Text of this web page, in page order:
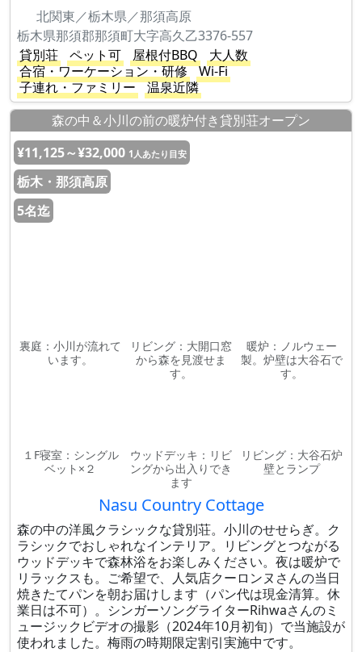
北関東／栃木県／那須高原
栃木県那須郡那須町大字高久乙3376-557
貸別荘
ペット可 屋根付BBQ
大人数
合宿・ワーケーション・研修
Wi-Fi
子連れ・ファミリー
温泉近隣
森の中＆小川の前の暖炉付き貸別荘オープン
¥11,125～¥32,000 1人あたり目安
栃木・那須高原
5名迄
裏庭：小川が流れて
います。
リビング：大開口窓
から森を見渡せま
す。
暖炉：ノルウェー
製。炉壁は大谷石で
す。
１F寝室：シングル
ベット×２
ウッドデッキ：リビ
ングから出入りでき
ます
リビング：大谷石炉
壁とランプ
Nasu Country Cottage
森の中の洋風クラシックな貸別荘。小川のせせらぎ。ク
ラシックでおしゃれなインテリア。リビングとつながる
ウッドデッキで森林浴をお楽しみください。夜は暖炉で
リラックスも。ご希望で、人気店クーロンヌさんの当日
焼きたてパンを朝お届けします（パン代は現金清算。休
業日は不可）。シンガーソングライターRihwaさんのミ
ュージックビデオの撮影（2024年10月初旬）で当施設が
使われました。梅雨の時期限定割引実施中です。